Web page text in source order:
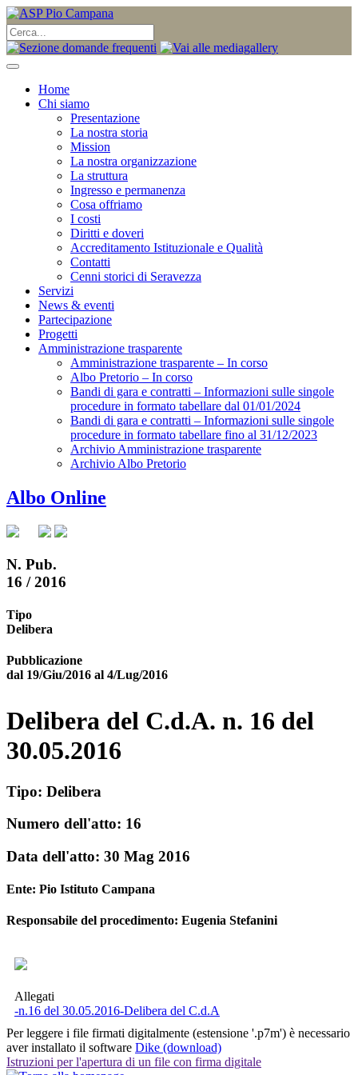
Home
Chi siamo
Presentazione
La nostra storia
Mission
La nostra organizzazione
La struttura
Ingresso e permanenza
Cosa offriamo
I costi
Diritti e doveri
Accreditamento Istituzionale e Qualità
Contatti
Cenni storici di Seravezza
Servizi
News & eventi
Partecipazione
Progetti
Amministrazione trasparente
Amministrazione trasparente – In corso
Albo Pretorio – In corso
Bandi di gara e contratti – Informazioni sulle singole
procedure in formato tabellare dal 01/01/2024
Bandi di gara e contratti – Informazioni sulle singole
procedure in formato tabellare fino al 31/12/2023
Archivio Amministrazione trasparente
Archivio Albo Pretorio
Albo Online
N. Pub.
16 / 2016
Tipo
Delibera
Pubblicazione
dal 19/Giu/2016 al 4/Lug/2016
Delibera del C.d.A. n. 16 del
30.05.2016
Tipo: Delibera
Numero dell'atto: 16
Data dell'atto: 30 Mag 2016
Ente: Pio Istituto Campana
Responsabile del procedimento: Eugenia Stefanini
Allegati
-n.16 del 30.05.2016-Delibera del C.d.A
Per leggere i file firmati digitalmente (estensione '.p7m') è necessario
aver installato il software Dike (download)
Istruzioni per l'apertura di un file con firma digitale